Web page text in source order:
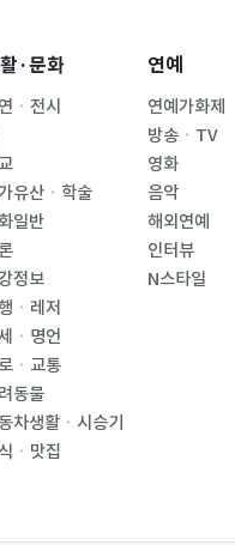
·문화
ㆍ전시
유산ㆍ학술
일반
정보
ㆍ레저
ㆍ명언
ㆍ교통
동물
차생활ㆍ시승기
ㆍ맛집
연예
연예가화제
방송ㆍTV
영화
음악
해외연예
인터뷰
N스타일